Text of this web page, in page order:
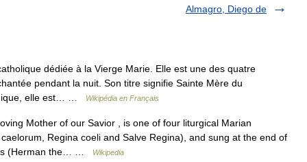
Almagro, Diego de
dédiée à la Vierge Marie. Elle est une des quatre
pendant la nuit. Son titre signifie Sainte Mère du
elle est… …
Wikipédia en Français
Mother of our Savior , is one of four liturgical Marian
Regina coeli and Salve Regina), and sung at the end of
(Herman the… …
Wikipedia